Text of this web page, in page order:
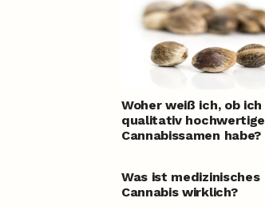
Woher weiß ich, ob ich
qualitativ hochwertige
Cannabissamen habe?
Was ist medizinisches
Cannabis wirklich?